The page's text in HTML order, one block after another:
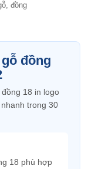
đồng
đồng
18 in logo
trong 30
18 phù hợp